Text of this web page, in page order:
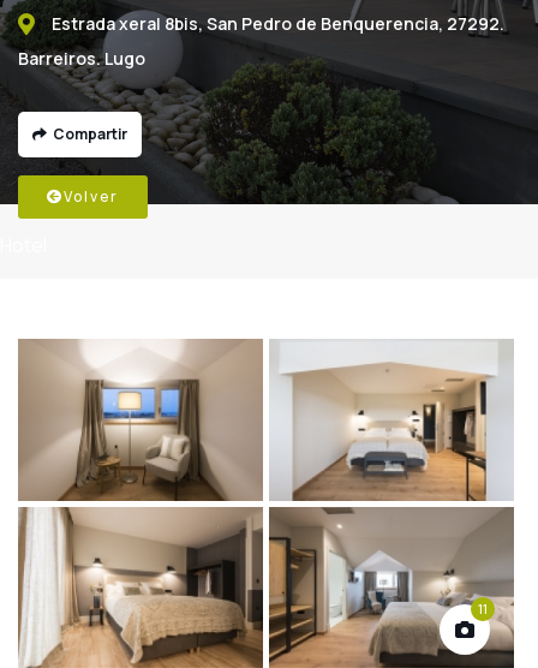
Estrada xeral 8bis, San Pedro de Benquerencia, 27292.
Barreiros. Lugo
Compartir
Volver
11